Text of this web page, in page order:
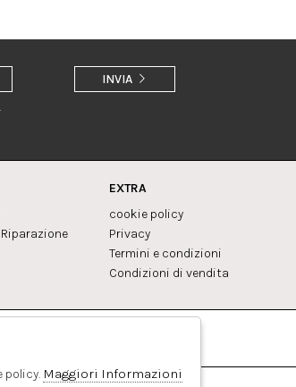
INVIA
EXTRA
cookie policy
Privacy
Termini e condizioni
Condizioni di vendita
policy. Maggiori Informazioni